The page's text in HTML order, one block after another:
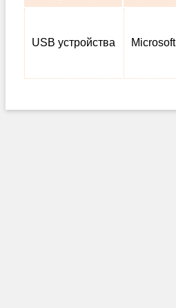
USB устройства Microsoft